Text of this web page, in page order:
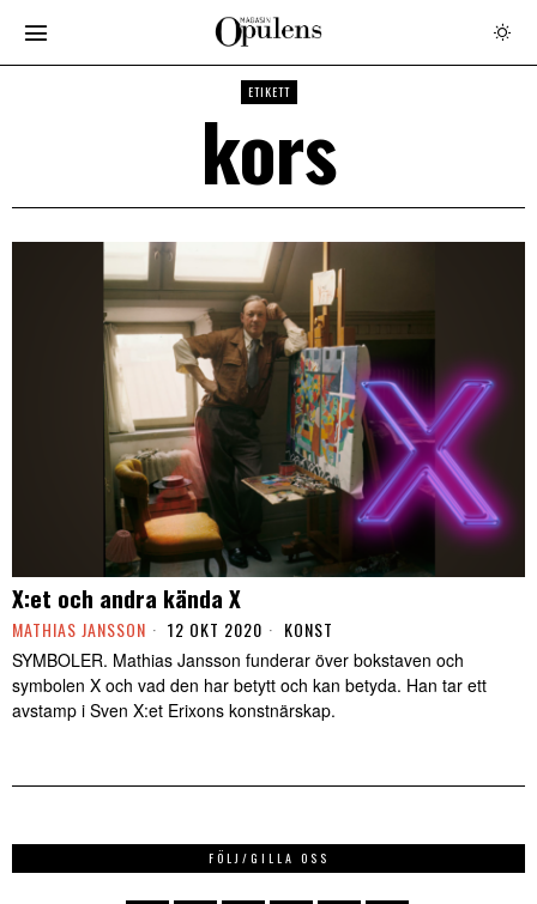
ETIKETT
kors
X:et och andra kända X
MATHIAS JANSSON 12 OKT 2020 KONST
SYMBOLER. Mathias Jansson funderar över bokstaven och
symbolen X och vad den har betytt och kan betyda. Han tar ett
avstamp i Sven X:et Erixons konstnärskap.
FÖLJ/GILLA OSS